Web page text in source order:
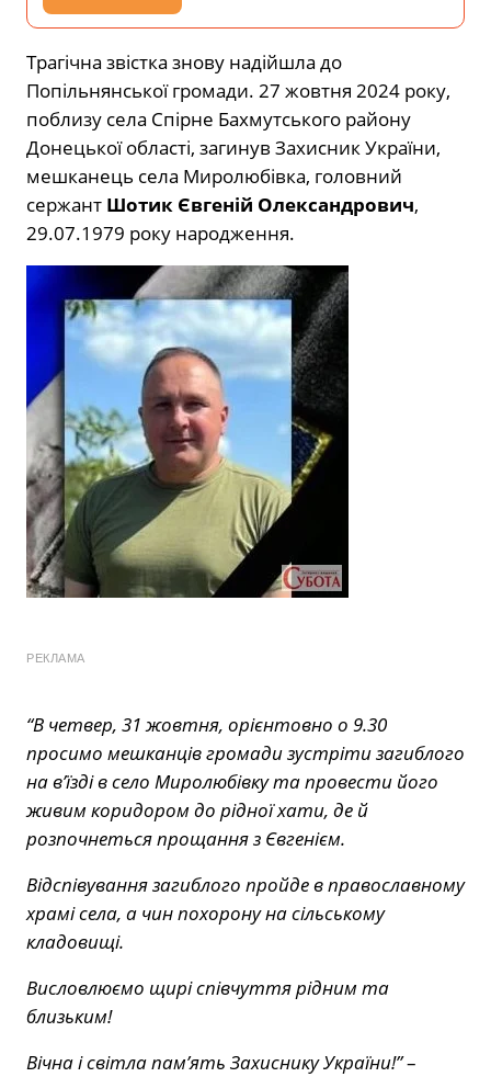
Трагічна звістка знову надійшла до
Попільнянської громади. 27 жовтня 2024 року,
поблизу села Спірне Бахмутського району
Донецької області, загинув Захисник України,
мешканець села Миролюбівка, головний
сержант Шотик Євгеній Олександрович,
29.07.1979 року народження.
РЕКЛАМА
“В четвер, 31 жовтня, орієнтовно о 9.30
просимо мешканців громади зустріти загиблого
на в’їзді в село Миролюбівку та провести його
живим коридором до рідної хати, де й
розпочнеться прощання з Євгенієм.
Відспівування загиблого пройде в православному
храмі села, а чин похорону на сільському
кладовищі.
Висловлюємо щирі співчуття рідним та
близьким!
Вічна і світла пам’ять Захиснику України!”–